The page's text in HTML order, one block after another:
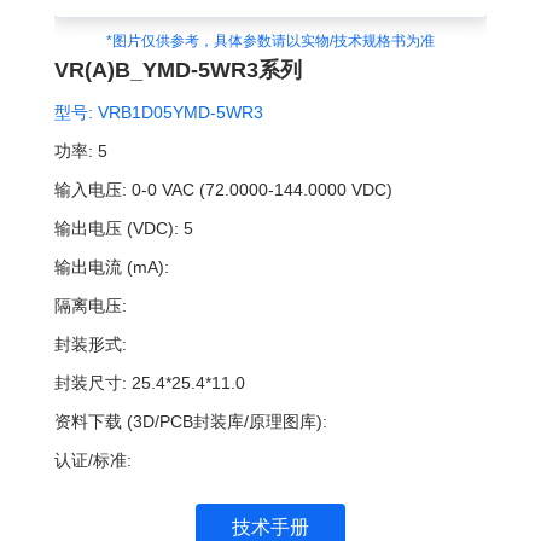
*图片仅供参考，具体参数请以实物/技术规格书为准
VR(A)B_YMD-5WR3系列
型号: VRB1D05YMD-5WR3
功率: 5
输入电压: 0-0 VAC (72.0000-144.0000 VDC)
输出电压 (VDC): 5
输出电流 (mA):
隔离电压:
封装形式:
封装尺寸: 25.4*25.4*11.0
资料下载 (3D/PCB封装库/原理图库):
认证/标准:
技术手册